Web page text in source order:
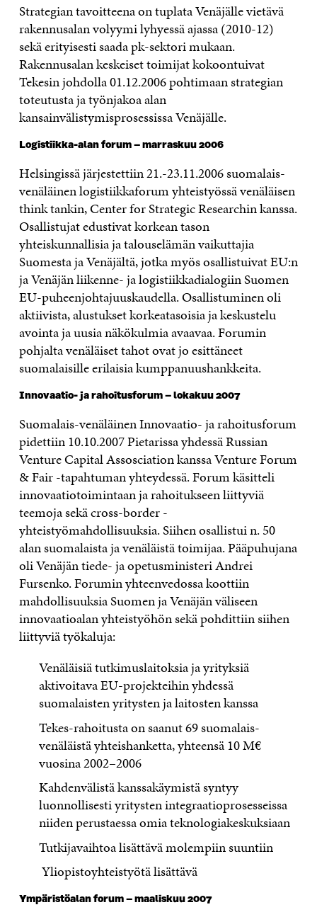
Strategian tavoitteena on tuplata Venäjälle vietävä
rakennusalan volyymi lyhyessä ajassa (2010-12)
sekä erityisesti saada pk-sektori mukaan.
Rakennusalan keskeiset toimijat kokoontuivat
Tekesin johdolla 01.12.2006 pohtimaan strategian
toteutusta ja työnjakoa alan
kansainvälistymisprosessissa Venäjälle.
Logistiikka-alan forum – marraskuu 2006
Helsingissä järjestettiin 21.-23.11.2006 suomalais-
venäläinen logistiikkaforum yhteistyössä venäläisen
think tankin, Center for Strategic Researchin kanssa.
Osallistujat edustivat korkean tason
yhteiskunnallisia ja talouselämän vaikuttajia
Suomesta ja Venäjältä, jotka myös osallistuivat EU:n
ja Venäjän liikenne- ja logistiikkadialogiin Suomen
EU-puheenjohtajuuskaudella. Osallistuminen oli
aktiivista, alustukset korkeatasoisia ja keskustelu
avointa ja uusia näkökulmia avaavaa. Forumin
pohjalta venäläiset tahot ovat jo esittäneet
suomalaisille erilaisia kumppanuushankkeita.
Innovaatio- ja rahoitusforum – lokakuu 2007
Suomalais-venäläinen Innovaatio- ja rahoitusforum
pidettiin 10.10.2007 Pietarissa yhdessä Russian
Venture Capital Assosciation kanssa Venture Forum
& Fair -tapahtuman yhteydessä. Forum käsitteli
innovaatiotoimintaan ja rahoitukseen liittyviä
teemoja sekä cross-border -
yhteistyömahdollisuuksia. Siihen osallistui n. 50
alan suomalaista ja venäläistä toimijaa. Pääpuhujana
oli Venäjän tiede- ja opetusministeri Andrei
Fursenko. Forumin yhteenvedossa koottiin
mahdollisuuksia Suomen ja Venäjän väliseen
innovaatioalan yhteistyöhön sekä pohdittiin siihen
liittyviä työkaluja:
Venäläisiä tutkimuslaitoksia ja yrityksiä
aktivoitava EU-projekteihin yhdessä
suomalaisten yritysten ja laitosten kanssa
Tekes-rahoitusta on saanut 69 suomalais-
venäläistä yhteishanketta, yhteensä 10 M€
vuosina 2002–2006
Kahdenvälistä kanssakäymistä syntyy
luonnollisesti yritysten integraatioprosesseissa
niiden perustaessa omia teknologiakeskuksiaan
Tutkijavaihtoa lisättävä molempiin suuntiin
Yliopistoyhteistyötä lisättävä
Ympäristöalan forum – maaliskuu 2007